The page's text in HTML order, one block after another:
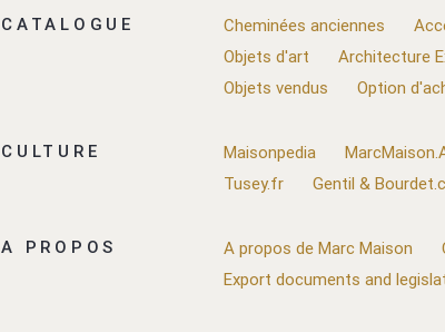
CATALOGUE Cheminées anciennes
Objets d'art
Architecture
Objets vendus
Option
CULTURE Maisonpedia
Tusey.fr
Gentil &
A PROPOS A propos de Marc Maison
Export documents and